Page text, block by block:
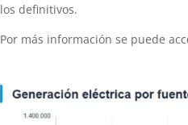
los definitivos.
Por más información se puede